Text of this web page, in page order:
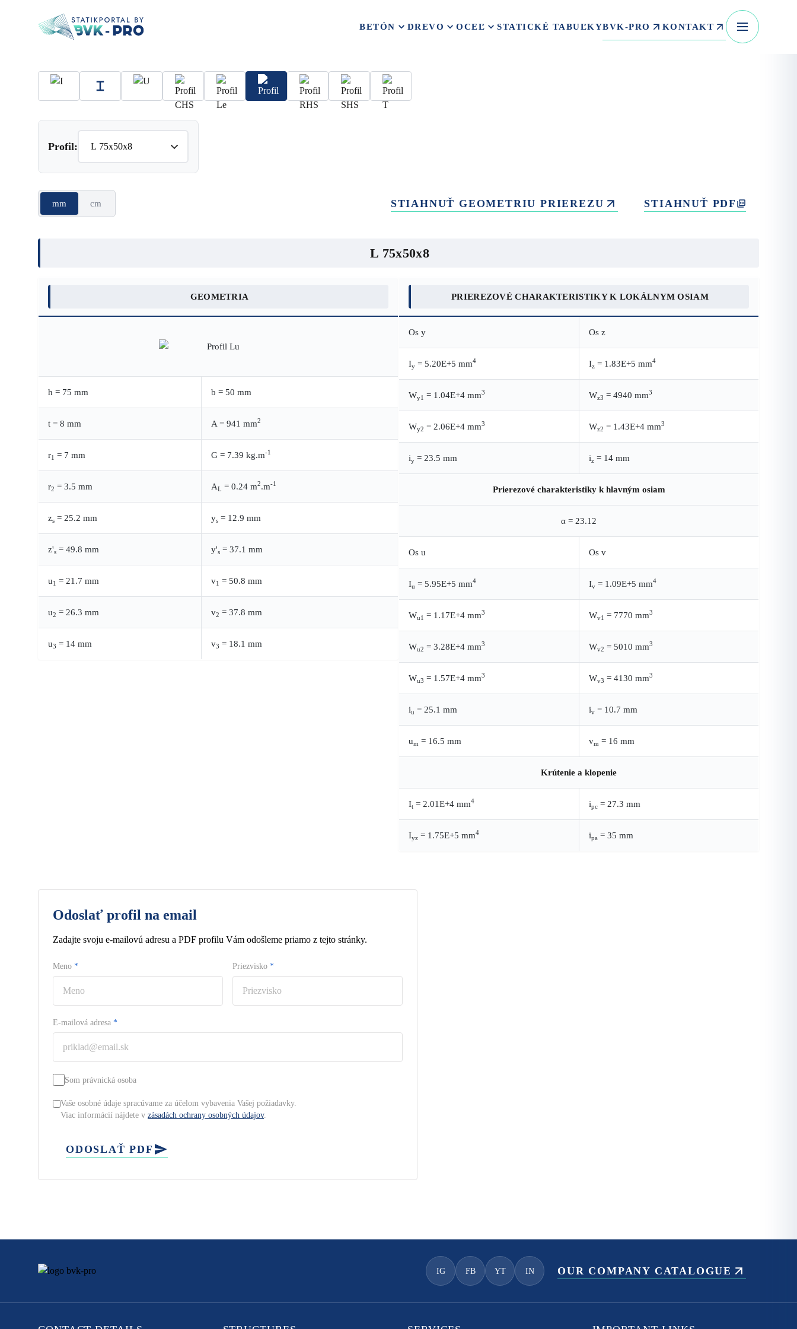
BETÓN DREVO OCEĽ STATICKÉ TABUĽKYBVK-PRO KONTAKT
Profil:
mm cm STIAHNUŤ GEOMETRIU PRIEREZU STIAHNUŤ PDF
L 75x50x8
GEOMETRIA
h = 75 mm b = 50 mm
t = 8 mm A = 941 mm2
r1 = 7 mm G = 7.39 kg.m-1
r2 = 3.5 mm AL = 0.24 m2.m-1
zs = 25.2 mm ys = 12.9 mm
z's = 49.8 mm y's = 37.1 mm
u1 = 21.7 mm v1 = 50.8 mm
u2 = 26.3 mm v2 = 37.8 mm
u3 = 14 mm v3 = 18.1 mm
PRIEREZOVÉ CHARAKTERISTIKY K LOKÁLNYM OSIAM
Os y Os z
Iy = 5.20E+5 mm4 Iz = 1.83E+5 mm4
Wy1 = 1.04E+4 mm3 Wz3 = 4940 mm3
Wy2 = 2.06E+4 mm3 Wz2 = 1.43E+4 mm3
iy = 23.5 mm iz = 14 mm
Prierezové charakteristiky k hlavným osiam
α = 23.12
Os u Os v
Iu = 5.95E+5 mm4 Iv = 1.09E+5 mm4
Wu1 = 1.17E+4 mm3 Wv1 = 7770 mm3
Wu2 = 3.28E+4 mm3 Wv2 = 5010 mm3
Wu3 = 1.57E+4 mm3 Wv3 = 4130 mm3
iu = 25.1 mm iv = 10.7 mm
um = 16.5 mm vm = 16 mm
Krútenie a klopenie
It = 2.01E+4 mm4 ipc = 27.3 mm
Iyz = 1.75E+5 mm4 ipa = 35 mm
Odoslať profil na email
Zadajte svoju e-mailovú adresu a PDF profilu Vám odošleme priamo z tejto stránky.
Meno * Priezvisko *
E-mailová adresa *
Som právnická osoba
Vaše osobné údaje spracúvame za účelom vybavenia Vašej požiadavky.
Viac informácií nájdete v zásadách ochrany osobných údajov.
ODOSLAŤ PDF
IG FB YT IN OUR COMPANY CATALOGUE